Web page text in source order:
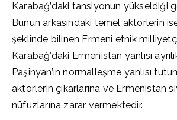
Karabağ’daki tansiyonun yükseldiği
Bunun arkasındaki temel aktörlerin
şeklinde bilinen Ermeni etnik
Karabağ’daki Ermenistan yanlısı
Paşinyan’ın normalleşme yanlısı
aktörlerin çıkarlarına ve Ermenistan
nüfuzlarına zarar vermektedir.